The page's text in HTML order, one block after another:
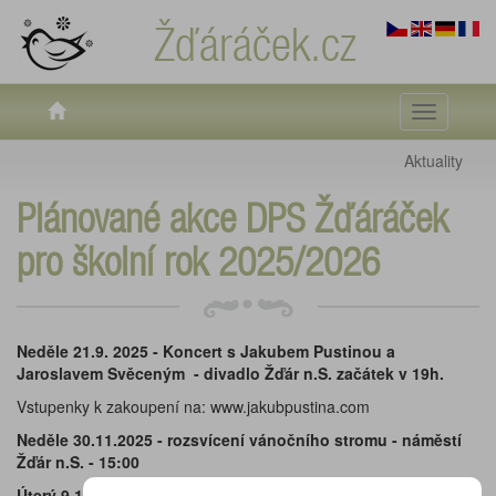
Žďáráček.cz
Toggle
Aktuality
Plánované akce DPS Žďáráček
pro školní rok 2025/2026
Neděle 21.9. 2025 - Koncert s Jakubem Pustinou a
Jaroslavem Svěceným - divadlo Žďár n.S. začátek v 19h.
Vstupenky k zakoupení na: www.jakubpustina.com
Neděle 30.11.2025 - rozsvícení vánočního stromu - náměstí
Žďár n.S. - 15:00